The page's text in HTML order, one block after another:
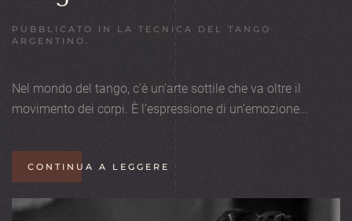
PUBBLICATO IN LA TECNICA DEL TANGO
ARGENTINO .
Nel mondo del tango, c’è un’arte sottile che va oltre il
movimento dei corpi. È l’espressione di un’emozione...
CONTINUA A LEGGERE